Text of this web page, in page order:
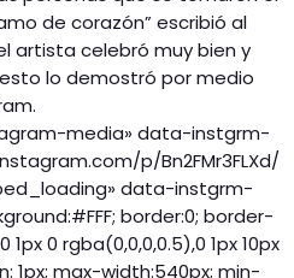
de corazón” escribió al
artista celebró muy bien y
lo demostró por medio
media» data-instgrm-
p/Bn2FMr3FLXd/
data-instgrm-
border:0; border-
0 rgba(0,0,0,0.5),0 1px 10px
1px; max-width:540px; min-